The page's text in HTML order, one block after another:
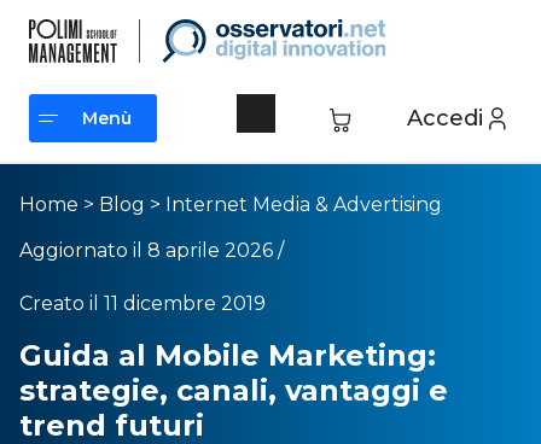
Accedi
Menù
Menù
Home > Blog > Internet Media & Advertising
Aggiornato il 8 aprile 2026 /
Creato il 11 dicembre 2019
Guida al Mobile Marketing:
strategie, canali, vantaggi e
trend futuri